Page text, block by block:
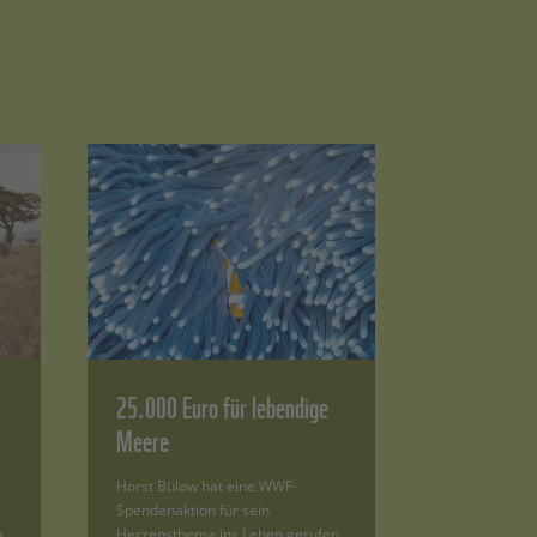
25.000 Euro für lebendige
Meere
Horst Bülow hat eine WWF-
Spendenaktion für sein